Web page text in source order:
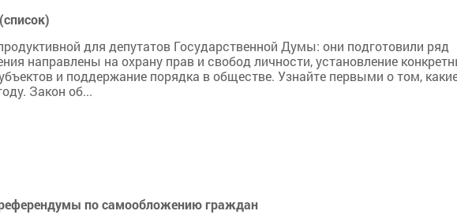
для депутатов Государственной Думы: они подготовили ряд
направлены на охрану прав и свобод личности, установление
и поддержание порядка в обществе. Узнайте первыми о том,
Закон об...
по самообложению граждан